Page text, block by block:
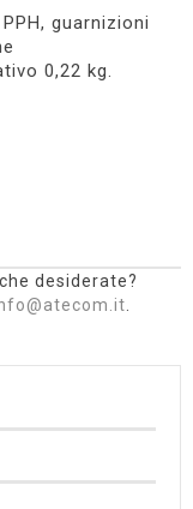
guarnizioni
0,22 kg.
desiderate?